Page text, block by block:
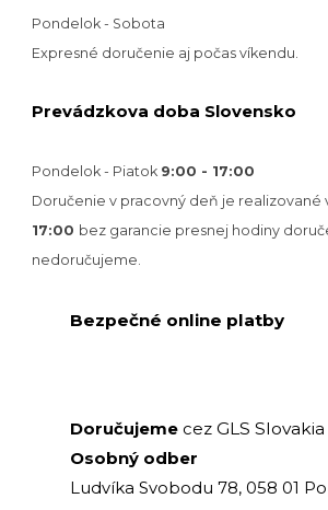
Pondelok - Sobota
Expresné doručenie aj počas víkendu.
Prevádzkova doba Slovensko
Pondelok - Piatok 9:00 - 17:00
Doručenie v pracovný deň je realizované
17:00 bez garancie presnej hodiny
nedoručujeme.
Bezpečné online platby
Doručujeme cez GLS Slovakia
Osobný odber
Ludvíka Svobodu 78, 058 01